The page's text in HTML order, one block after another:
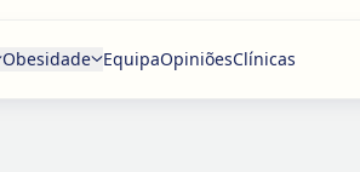
Obesidade EquipaOpiniõesClínicas